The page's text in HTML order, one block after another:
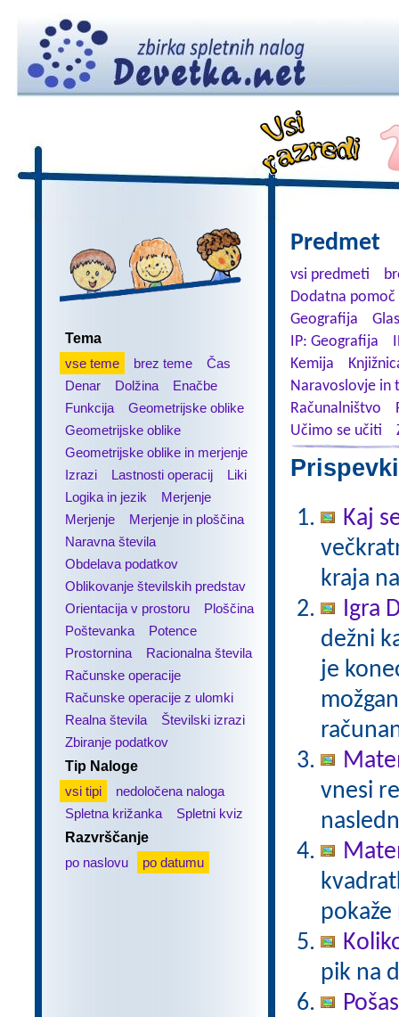
Tema
vse teme
brez teme
Čas
Denar
Dolžina
Enačbe
Funkcija
Geometrijske oblike
Geometrijske oblike
Geometrijske oblike in merjenje
Izrazi
Lastnosti operacij
Liki
Logika in jezik
Merjenje
Merjenje
Merjenje in ploščina
Naravna števila
Obdelava podatkov
Oblikovanje številskih predstav
Orientacija v prostoru
Ploščina
Poštevanka
Potence
Prostornina
Racionalna števila
Računske operacije
Računske operacije z ulomki
Realna števila
Številski izrazi
Zbiranje podatkov
Tip Naloge
vsi tipi
nedoločena naloga
Spletna križanka
Spletni kviz
Razvrščanje
po naslovu
po datumu
Predmet
vsi predmeti
Dodatna
Geografija
IP: Geografija
Kemija
Naravoslovje in
Računalništvo
Učimo se učiti
Kaj
kraja
Igra
dežni
je
vnesi
pik na